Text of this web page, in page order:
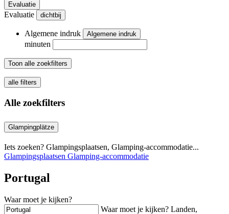
Evaluatie
Evaluatie dichtbij
Algemene indruk Algemene indruk
minuten
Toon alle zoekfilters
alle filters
Alle zoekfilters
Glampingplätze
Iets zoeken? Glampingsplaatsen, Glamping-accommodatie...
Glampingsplaatsen Glamping-accommodatie
Portugal
Waar moet je kijken?
Waar moet je kijken? Landen,